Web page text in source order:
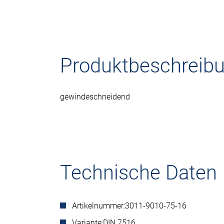
gewindeschneidend
Technische Daten
Artikelnummer:3011-9010-75-16